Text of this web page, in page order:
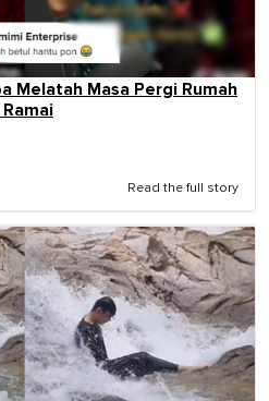
Melatah Masa Pergi Rumah
Read the full story